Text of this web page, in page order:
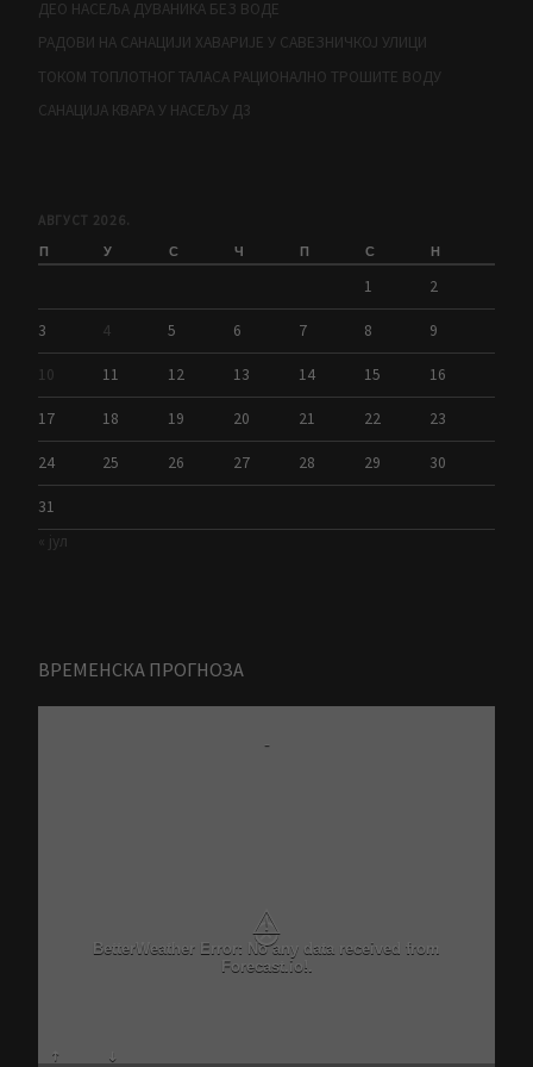
ДЕО НАСЕЉА ДУВАНИКА БЕЗ ВОДЕ
РАДОВИ НА САНАЦИЈИ ХАВАРИЈЕ У САВЕЗНИЧКОЈ УЛИЦИ
ТОКОМ ТОПЛОТНОГ ТАЛАСА РАЦИОНАЛНО ТРОШИТЕ ВОДУ
САНАЦИЈА КВАРА У НАСЕЉУ Д3
АВГУСТ 2026.
П У С Ч П С Н
1 2
3 4 5 6 7 8 9
10 11 12 13 14 15 16
17 18 19 20 21 22 23
24 25 26 27 28 29 30
31
« јул
ВРЕМЕНСКА ПРОГНОЗА
-
⚠
Critical problem in Better Weather Ajax calls